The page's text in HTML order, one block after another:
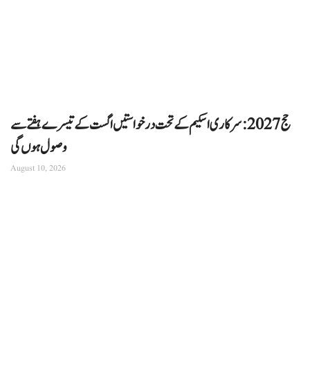
حج 2027: سرکاری اسکیم کے تحت درخواستیں اگست کے تیسرے ہفتے سے
وصول ہوں گی
August 10, 2026